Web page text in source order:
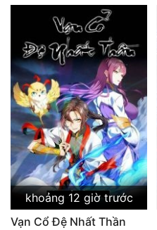
khoảng 12 giờ trước
Vạn Cổ Đệ Nhất Thần